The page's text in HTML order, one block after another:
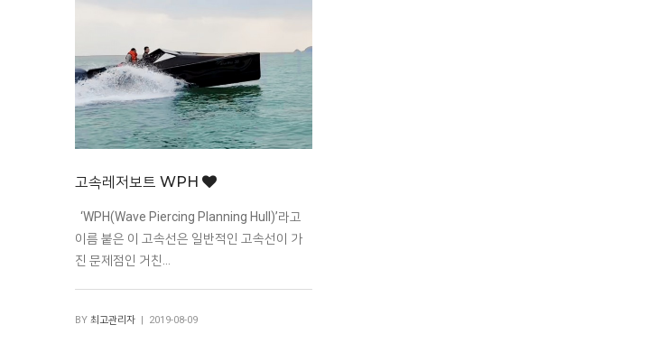
고속레저보트 WPH
‘WPH(Wave Piercing Planning Hull)’라고
이름 붙은 이 고속선은 일반적인 고속선이 가
진 문제점인 거친…
BY 최고관리자 | 2019-08-09